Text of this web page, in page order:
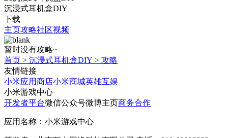
沉浸式耳机盒DIY
下载
主页攻略社区视频
暂时没有攻略~
首页 > 沉浸式耳机盒DIY > 攻略
友情链接
小米应用商店小米商城英雄互娱
小米游戏中心
开发者平台微信公众号微博主页商务合作
应用名称：小米游戏中心